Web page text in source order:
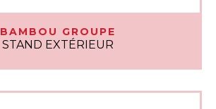
BAMBOU GROUPE
STAND EXTÉRIEUR